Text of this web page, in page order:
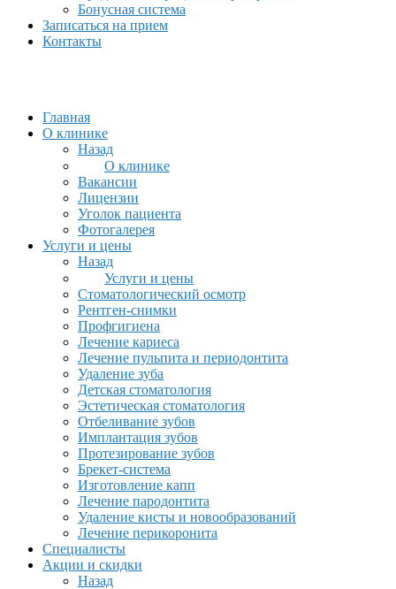
Бонусная система
Записаться на прием
Контакты
Главная
О клинике
Назад
О клинике
Вакансии
Лицензии
Уголок пациента
Фотогалерея
Услуги и цены
Назад
Услуги и цены
Стоматологический осмотр
Рентген-снимки
Профгигиена
Лечение кариеса
Лечение пульпита и периодонтита
Удаление зуба
Детская стоматология
Эстетическая стоматология
Отбеливание зубов
Имплантация зубов
Протезирование зубов
Брекет-система
Изготовление капп
Лечение пародонтита
Удаление кисты и новообразований
Лечение перикоронита
Специалисты
Акции и скидки
Назад